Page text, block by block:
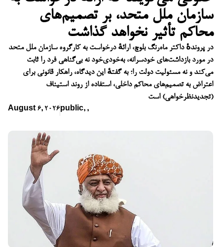
سازمان ملل متحد، بر تصمیم‌های
محاکم تأثیر نخواهد گذاشت
در پروندهٔ داکتر ماه‌رنگ بلوچ، ارائهٔ درخواست به کارگروه سازمان ملل متحد
در مورد بازداشت‌های خودسرانه، به‌خودی‌خود نه بی‌گناهی فرد را ثابت
می‌کند و نه مسئولیت دولت را؛ به گفتهٔ این دیدگاه، راهکار قانونی برای
اعتراض به تصمیم‌های محاکم داخلی، استفاده از روند استیناف
(تجدیدنظرخواهی) است
August 6, 2026 public, ,